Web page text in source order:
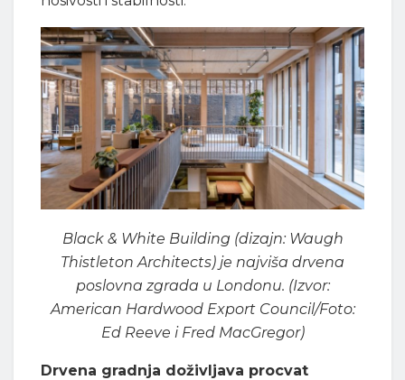
Black & White Building (dizajn: Waugh
Thistleton Architects) je najviša drvena
poslovna zgrada u Londonu. (Izvor:
American Hardwood Export Council/Foto:
Ed Reeve i Fred MacGregor)
Drvena gradnja doživljava procvat